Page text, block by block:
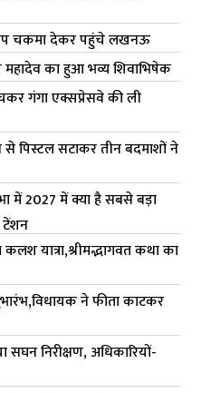
चकमा देकर पहुंचे लखनऊ
का हुआ भव्य शिवाभिषेक
गंगा एक्सप्रेसवे की ली
से पिस्टल सटाकर तीन बदमाशों ने
में 2027 में क्या है सबसे बड़ा
टेंशन
यात्रा,श्रीमद्भागवत कथा का
ने फीता काटकर
निरीक्षण, अधिकारियों-